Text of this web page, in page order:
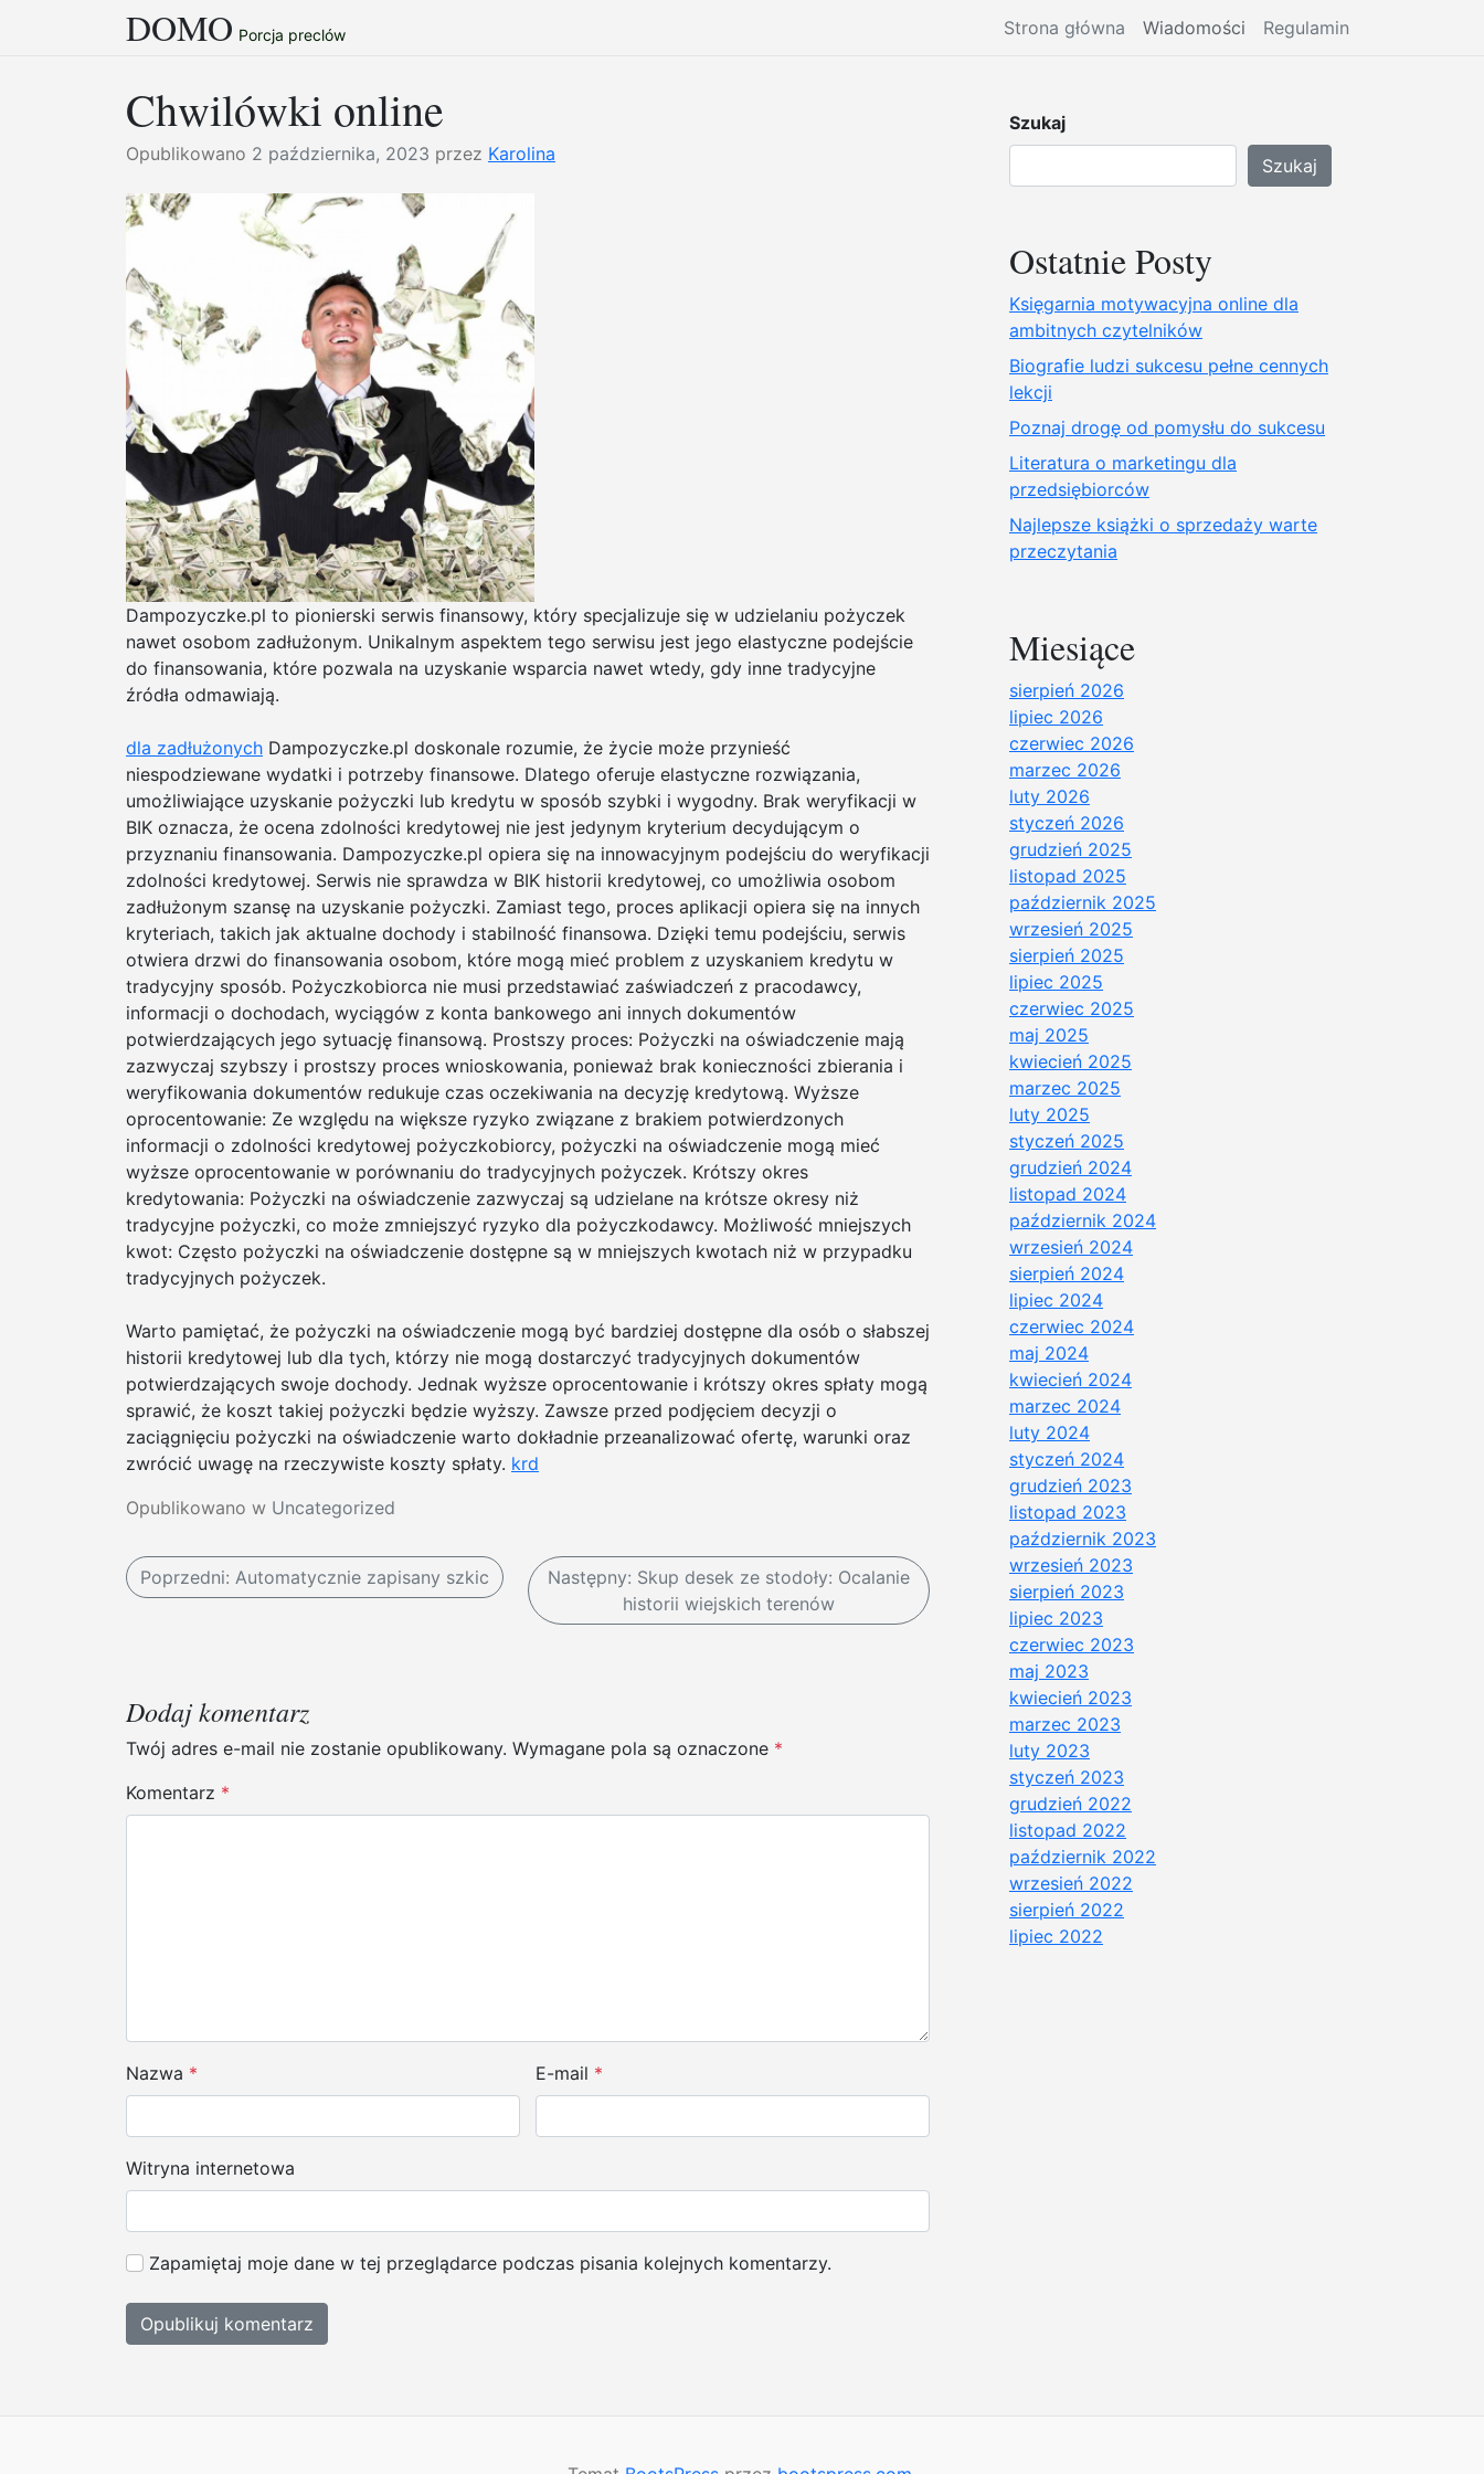
DOMO Porcja preclów Strona główna Wiadomości Regulamin
Chwilówki online
Opublikowano 2 października, 2023 przez Karolina
Dampozyczke.pl to pionierski serwis finansowy, który specjalizuje się w udzielaniu pożyczek
nawet osobom zadłużonym. Unikalnym aspektem tego serwisu jest jego elastyczne podejście
do finansowania, które pozwala na uzyskanie wsparcia nawet wtedy, gdy inne tradycyjne
źródła odmawiają.
dla zadłużonych Dampozyczke.pl doskonale rozumie, że życie może przynieść
niespodziewane wydatki i potrzeby finansowe. Dlatego oferuje elastyczne rozwiązania,
umożliwiające uzyskanie pożyczki lub kredytu w sposób szybki i wygodny. Brak weryfikacji w
BIK oznacza, że ocena zdolności kredytowej nie jest jedynym kryterium decydującym o
przyznaniu finansowania. Dampozyczke.pl opiera się na innowacyjnym podejściu do weryfikacji
zdolności kredytowej. Serwis nie sprawdza w BIK historii kredytowej, co umożliwia osobom
zadłużonym szansę na uzyskanie pożyczki. Zamiast tego, proces aplikacji opiera się na innych
kryteriach, takich jak aktualne dochody i stabilność finansowa. Dzięki temu podejściu, serwis
otwiera drzwi do finansowania osobom, które mogą mieć problem z uzyskaniem kredytu w
tradycyjny sposób. Pożyczkobiorca nie musi przedstawiać zaświadczeń z pracodawcy,
informacji o dochodach, wyciągów z konta bankowego ani innych dokumentów
potwierdzających jego sytuację finansową. Prostszy proces: Pożyczki na oświadczenie mają
zazwyczaj szybszy i prostszy proces wnioskowania, ponieważ brak konieczności zbierania i
weryfikowania dokumentów redukuje czas oczekiwania na decyzję kredytową. Wyższe
oprocentowanie: Ze względu na większe ryzyko związane z brakiem potwierdzonych
informacji o zdolności kredytowej pożyczkobiorcy, pożyczki na oświadczenie mogą mieć
wyższe oprocentowanie w porównaniu do tradycyjnych pożyczek. Krótszy okres
kredytowania: Pożyczki na oświadczenie zazwyczaj są udzielane na krótsze okresy niż
tradycyjne pożyczki, co może zmniejszyć ryzyko dla pożyczkodawcy. Możliwość mniejszych
kwot: Często pożyczki na oświadczenie dostępne są w mniejszych kwotach niż w przypadku
tradycyjnych pożyczek.
Warto pamiętać, że pożyczki na oświadczenie mogą być bardziej dostępne dla osób o słabszej
historii kredytowej lub dla tych, którzy nie mogą dostarczyć tradycyjnych dokumentów
potwierdzających swoje dochody. Jednak wyższe oprocentowanie i krótszy okres spłaty mogą
sprawić, że koszt takiej pożyczki będzie wyższy. Zawsze przed podjęciem decyzji o
zaciągnięciu pożyczki na oświadczenie warto dokładnie przeanalizować ofertę, warunki oraz
zwrócić uwagę na rzeczywiste koszty spłaty. krd
Opublikowano w Uncategorized
N
i
g
a
c
i
s
u
Poprzedni: Automatycznie zapisany szkic Następny: Skup desek ze stodoły: Ocalanie
historii wiejskich terenów
Dodaj komentarz
Twój adres e-mail nie zostanie opublikowany. Wymagane pola są oznaczone *
Komentarz *
Nazwa * E-mail *
Witryna internetowa
Zapamiętaj moje dane w tej przeglądarce podczas pisania kolejnych komentarzy.
Szukaj
Szukaj
Ostatnie Posty
Księgarnia motywacyjna online dla
ambitnych czytelników
Biografie ludzi sukcesu pełne cennych
lekcji
Poznaj drogę od pomysłu do sukcesu
Literatura o marketingu dla
przedsiębiorców
Najlepsze książki o sprzedaży warte
przeczytania
Miesiące
sierpień 2026
lipiec 2026
czerwiec 2026
marzec 2026
luty 2026
styczeń 2026
grudzień 2025
listopad 2025
październik 2025
wrzesień 2025
sierpień 2025
lipiec 2025
czerwiec 2025
maj 2025
kwiecień 2025
marzec 2025
luty 2025
styczeń 2025
grudzień 2024
listopad 2024
październik 2024
wrzesień 2024
sierpień 2024
lipiec 2024
czerwiec 2024
maj 2024
kwiecień 2024
marzec 2024
luty 2024
styczeń 2024
grudzień 2023
listopad 2023
październik 2023
wrzesień 2023
sierpień 2023
lipiec 2023
czerwiec 2023
maj 2023
kwiecień 2023
marzec 2023
luty 2023
styczeń 2023
grudzień 2022
listopad 2022
październik 2022
wrzesień 2022
sierpień 2022
lipiec 2022